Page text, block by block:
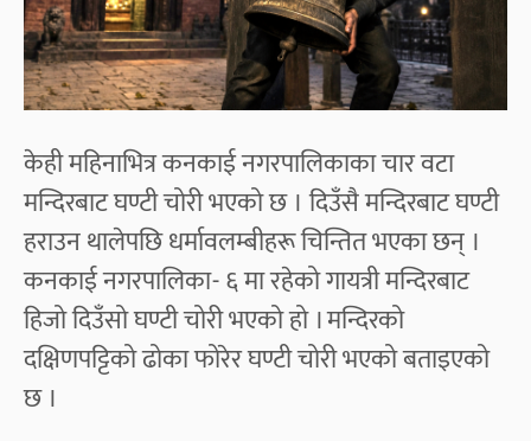
केही महिनाभित्र कनकाई नगरपालिकाका चार वटा
मन्दिरबाट घण्टी चोरी भएको छ । दिउँसै मन्दिरबाट घण्टी
हराउन थालेपछि धर्मावलम्बीहरू चिन्तित भएका छन् ।
कनकाई नगरपालिका- ६ मा रहेको गायत्री मन्दिरबाट
हिजो दिउँसो घण्टी चोरी भएको हो । मन्दिरको
दक्षिणपट्टिको ढोका फोरेर घण्टी चोरी भएको बताइएको
छ ।